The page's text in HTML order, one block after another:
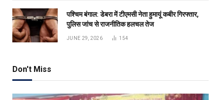
पश्चिम बंगाल: डेबरा में टीएमसी नेता हुमायूं कबीर गिरफ्तार,
पुलिस जांच से राजनीतिक हलचल तेज
JUNE 29, 2026 154
Don't Miss